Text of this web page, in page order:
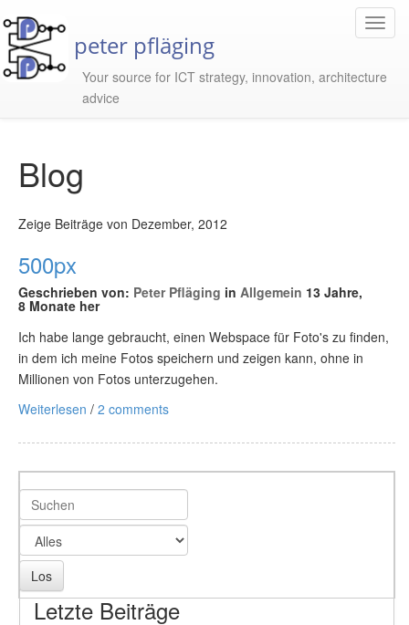
peter pfläging
Your source for ICT strategy, innovation, architecture
advice
Blog
Zeige Beiträge von Dezember, 2012
500px
Geschrieben von: Peter Pfläging in Allgemein 13 Jahre,
8 Monate her
Ich habe lange gebraucht, einen Webspace für Foto's zu finden,
in dem ich meine Fotos speichern und zeigen kann, ohne in
Millionen von Fotos unterzugehen.
Weiterlesen / 2 comments
Letzte Beiträge